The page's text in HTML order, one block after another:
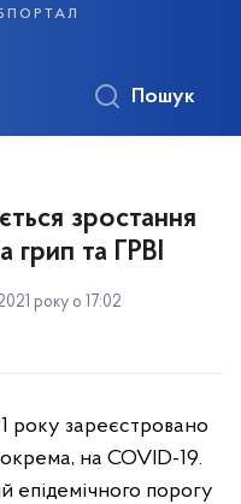
Пошук
зростання
грип та ГРВІ
року о 17:02
року зареєстровано
на COVID-19.
епідемічного порогу